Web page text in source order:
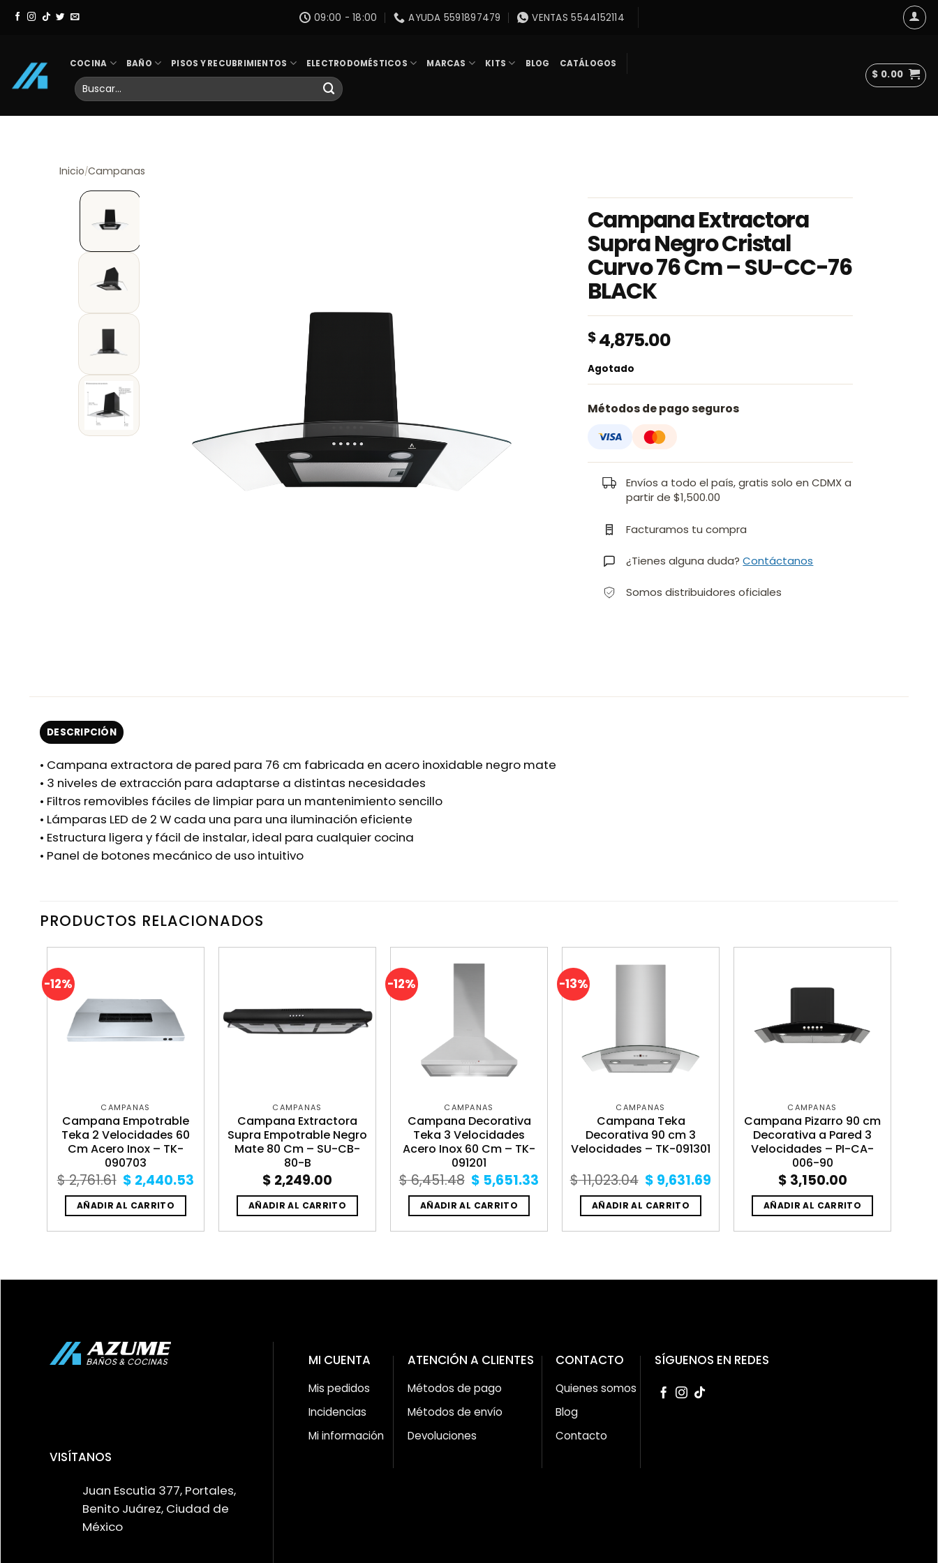
Skip
09:00 - 18:00 AYUDA 5591897479 VENTAS 5544152114
COCINA BAÑO PISOS Y RECUBRIMIENTOS ELECTRODOMÉSTICOS MARCAS KITS BLOG CATÁLOGOS
Buscar
por:
$ 0.00
Inicio/Campanas
Campana Extractora
Supra Negro Cristal
Curvo 76 Cm – SU-CC-76
BLACK
$4,875.00
Agotado
Métodos de pago seguros
Envíos a todo el país, gratis solo en CDMX a
partir de $1,500.00
Facturamos tu compra
¿Tienes alguna duda?Contáctanos
Somos distribuidores oficiales
DESCRIPCIÓN
• Campana extractora de pared para 76 cm fabricada en acero inoxidable negro mate
• 3 niveles de extracción para adaptarse a distintas necesidades
• Filtros removibles fáciles de limpiar para un mantenimiento sencillo
• Lámparas LED de 2 W cada una para una iluminación eficiente
• Estructura ligera y fácil de instalar, ideal para cualquier cocina
• Panel de botones mecánico de uso intuitivo
PRODUCTOS RELACIONADOS
-12%
CAMPANAS
Campana Empotrable
Teka 2 Velocidades 60
Cm Acero Inox – TK-
090703
$2,761.61 Original
price
was:
$ 2,761.61.
$ 2,440.53
$ 2,440.53.
AÑADIR AL CARRITO
CAMPANAS
Campana Extractora
Supra Empotrable Negro
Mate 80 Cm – SU-CB-
80-B
$ 2,249.00
AÑADIR AL CARRITO
-12%
CAMPANAS
Campana Decorativa
Teka 3 Velocidades
Acero Inox 60 Cm – TK-
091201
$6,451.48 Original
price
was:
$ 6,451.48.
$ 5,651.33 Current
$ 5,651.33.
AÑADIR AL CARRITO
-13%
CAMPANAS
Campana Teka
Decorativa 90 cm 3
Velocidades – TK-091301
$11,023.04 Original
price
was:
$ 11,023.04.
$ 9,631.69
$ 9,631.69.
AÑADIR AL CARRITO
CAMPANAS
Campana Pizarro 90 cm
Decorativa a Pared 3
Velocidades – PI-CA-
006-90
$ 3,150.00
AÑADIR AL CARRITO
VISÍTANOS
Juan Escutia 377, Portales,
Benito Juárez, Ciudad de
México
MI CUENTA
Mis pedidos
Incidencias
Mi información
ATENCIÓN A CLIENTES
Métodos de pago
Métodos de envío
Devoluciones
CONTACTO
Quienes somos
Blog
Contacto
SÍGUENOS EN REDES